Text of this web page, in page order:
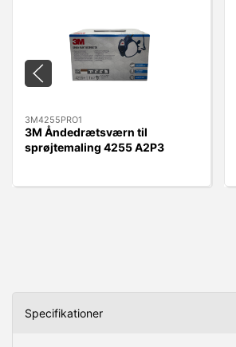
3M4255PRO1
3M Åndedrætsværn til
sprøjtemaling 4255 A2P3
Specifikationer